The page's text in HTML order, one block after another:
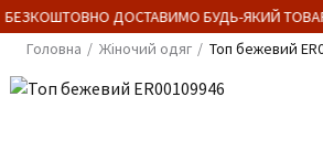
ДОСТАВИМО БУДЬ-ЯКИЙ
Головна
Жіночий одяг Топ бежевий